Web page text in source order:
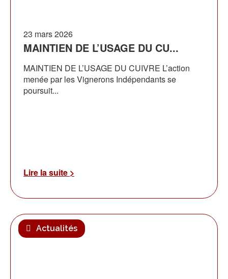
23 mars 2026
MAINTIEN DE L’USAGE DU CU...
MAINTIEN DE L’USAGE DU CUIVRE L’action
menée par les Vignerons Indépendants se
poursuit...
Lire la suite >
Actualités